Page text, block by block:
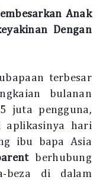
Anak
Dengan
terbesar
bulanan
juta pengguna,
aplikasinya hari
ibu bapa Asia
berhubung
beza di dalam